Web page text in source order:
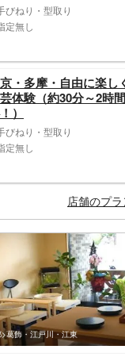
びねり・型取り
定無し
・多摩・自由に楽し
体験（約30分～2時
）
びねり・型取り
定無し
店舗のプ
葛飾・江戸川・江東